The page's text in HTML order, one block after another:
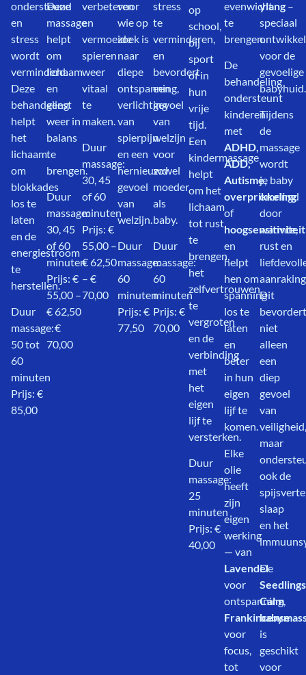
ondersteund
en
stress
wordt
verminderd.
Deze
behandeling
helpt
het
lichaam
om
blokkades
los te
laten
en de
energiestroom
te
herstellen.
Duur
massage:
50 tot
60
minuten
Prijs: €
85,00
Deze
massage
helpt
om
lichaam
en
geest
weer in
balans
te
brengen.
Duur
massage:
30, 45
of 60
minuten
Prijs: €
55,00 –
€ 62,50
– €
70,00
verbeteren
en
vermoeide
spieren
weer
vitaal
te
maken.
Duur
massage:
30, 45
of 60
minuten
Prijs: €
55,00 –
€ 62,50
– €
70,00
voor
wie op
zoek is
naar
diepe
ontspanning,
verlichting
van
spierpijn
en een
hernieuwd
gevoel
van
welzijn.
Duur
massage:
60
minuten
Prijs: €
77,50
stress
te
verminderen,
en
bevordert
een
gevoel
van
welzijn
voor
zowel
moeder
als
baby.
Duur
massage:
60
minuten
Prijs: €
70,00
op
school,
bij
sport
of in
hun
vrije
tijd.
Een
kindermassage
helpt
om het
lichaam
tot rust
te
brengen,
het
zelfvertrouwen
te
vergroten
en de
verbinding
met
het
eigen
lijf te
versterken.
Duur
massage:
25
minuten
Prijs: €
40,00
evenwicht
te
brengen.
De
behandeling
ondersteunt
kinderen
met
ADHD,
ADD,
Autisme,
overprikkeling
of
hoogsensitiviteit
en
helpt
hen om
spanning
los te
laten
en
beter
in hun
eigen
lijf te
komen.
Elke
olie
heeft
zijn
eigen
werking
— van
Lavendel
voor
ontspanning,
Frankincense
voor
focus,
tot
ylang –
speciaal
voor de
gevoelige
babyhuid.
Tijdens
de
massage
wordt
je baby
omringd
door
warmte,
rust en
Dit
bevordert
niet
alleen
een
diep
gevoel
van
veiligheid,
maar
ook de
slaap
en het
De
Seedlings
Calm
is
geschikt
voor